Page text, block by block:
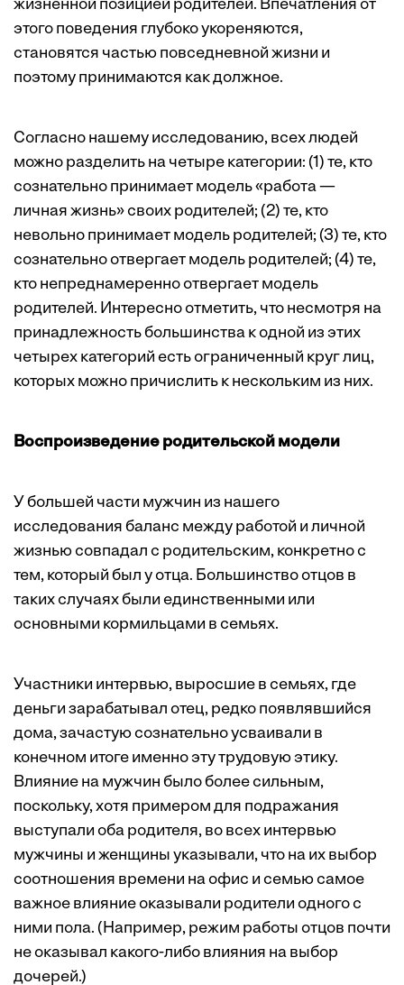
жизненной позицией родителей. Впечатления от
этого поведения глубоко укореняются,
становятся частью повседневной жизни и
поэтому принимаются как должное.
Согласно нашему исследованию, всех людей
можно разделить на четыре категории: (1) те, кто
сознательно принимает модель «работа —
личная жизнь» своих родителей; (2) те, кто
невольно принимает модель родителей; (3) те, кто
сознательно отвергает модель родителей; (4) те,
кто непреднамеренно отвергает модель
родителей. Интересно отметить, что несмотря на
принадлежность большинства к одной из этих
четырех категорий есть ограниченный круг лиц,
которых можно причислить к нескольким из них.
Воспроизведение родительской модели
У большей части мужчин из нашего
исследования баланс между работой и личной
жизнью совпадал с родительским, конкретно с
тем, который был у отца. Большинство отцов в
таких случаях были единственными или
основными кормильцами в семьях.
Участники интервью, выросшие в семьях, где
деньги зарабатывал отец, редко появлявшийся
дома, зачастую сознательно усваивали в
конечном итоге именно эту трудовую этику.
Влияние на мужчин было более сильным,
поскольку, хотя примером для подражания
выступали оба родителя, во всех интервью
мужчины и женщины указывали, что на их выбор
соотношения времени на офис и семью самое
важное влияние оказывали родители одного с
ними пола. (Например, режим работы отцов почти
не оказывал какого-либо влияния на выбор
дочерей.)